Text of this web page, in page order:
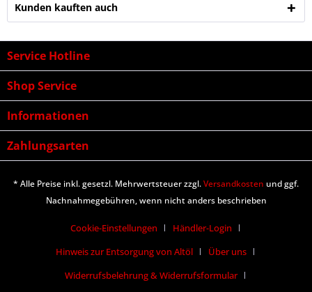
Kunden kauften auch
Service Hotline
Shop Service
Informationen
Zahlungsarten
* Alle Preise inkl. gesetzl. Mehrwertsteuer zzgl.Versandkosten und ggf.
Nachnahmegebühren, wenn nicht anders beschrieben
Cookie-Einstellungen
Händler-Login
Hinweis zur Entsorgung von Altöl
Über uns
Widerrufsbelehrung & Widerrufsformular